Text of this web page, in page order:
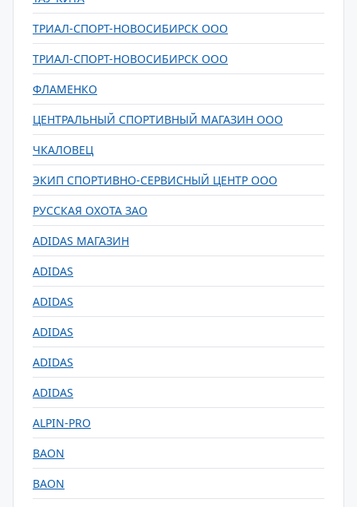
ТРИАЛ-СПОРТ-НОВОСИБИРСК ООО
ТРИАЛ-СПОРТ-НОВОCИБИРСК ООО
ФЛАМЕНКО
ЦЕНТРАЛЬНЫЙ СПОРТИВНЫЙ МАГАЗИН ООО
ЧКАЛОВЕЦ
ЭКИП СПОРТИВНО-СЕРВИСНЫЙ ЦЕНТР ООО
РУССКАЯ ОХОТА ЗАО
ADIDAS МАГАЗИН
ADIDAS
ADIDAS
ADIDAS
ADIDAS
ADIDAS
ALPIN-PRO
BAON
BAON